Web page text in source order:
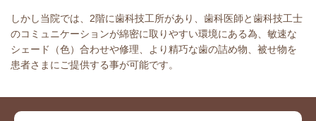
しかし当院では、2階に歯科技工所があり、歯科医師と歯科技工士
のコミュニケーションが綿密に取りやすい環境にある為、敏速な
シェード（色）合わせや修理、より精巧な歯の詰め物、被せ物を
患者さまにご提供する事が可能です。